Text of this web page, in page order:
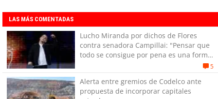
LAS MÁS COMENTADAS
Lucho Miranda por dichos de Flores
contra senadora Campillai: "Pensar que
todo se consigue por pena es una forma
5
Alerta entre gremios de Codelco ante
propuesta de incorporar capitales